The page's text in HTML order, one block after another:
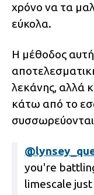
χρόνο να τα
εύκολα.
Η μέθοδος αυτή
λεκάνης, αλλά
κάτω από το
you're
limescale